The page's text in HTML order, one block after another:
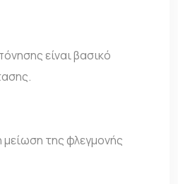
είναι βασικό
της φλεγμονής